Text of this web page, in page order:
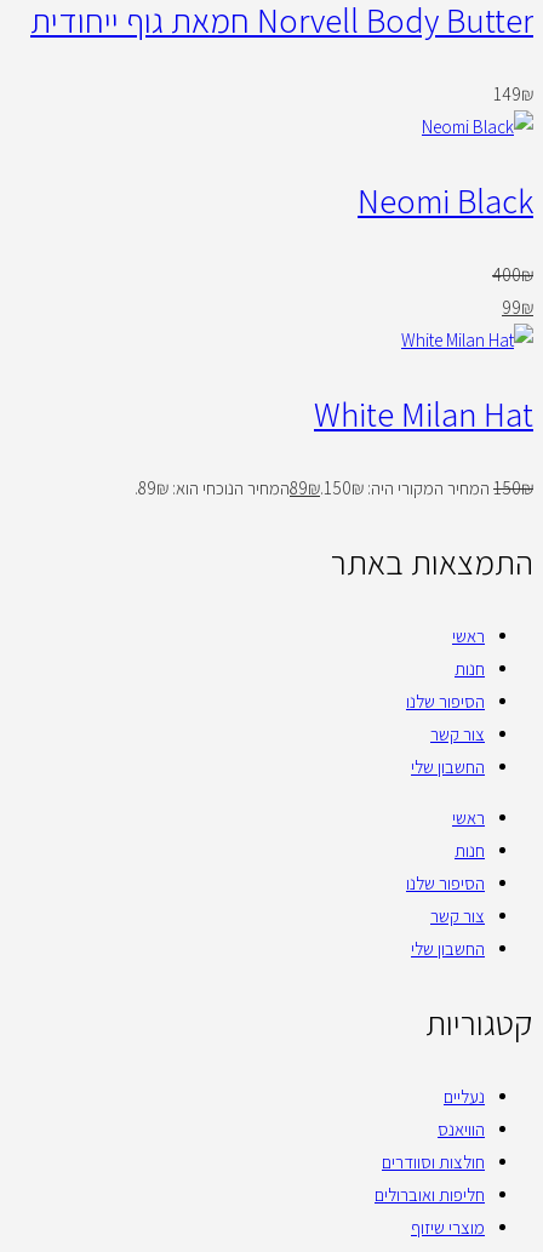
Norvell Body Butter חמאת גוף ייחודית
149₪
Neomi Black
400₪
99₪
White Milan Hat
150₪ המחיר המקורי היה: 150₪. 89₪ המחיר הנוכחי הוא: 89₪.
התמצאות באתר
ראשי
חנות
הסיפור שלנו
צור קשר
החשבון שלי
ראשי
חנות
הסיפור שלנו
צור קשר
החשבון שלי
קטגוריות
נעליים
הוויאנס
חולצות וסוודרים
חליפות ואוברולים
מוצרי שיזוף